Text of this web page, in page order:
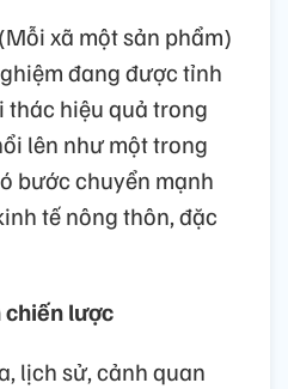
xã một sản phẩm)
đang được tỉnh
thác hiệu quả trong
lên như một trong
bước chuyển mạnh
tế nông thôn, đặc
lược
lịch sử, cảnh quan